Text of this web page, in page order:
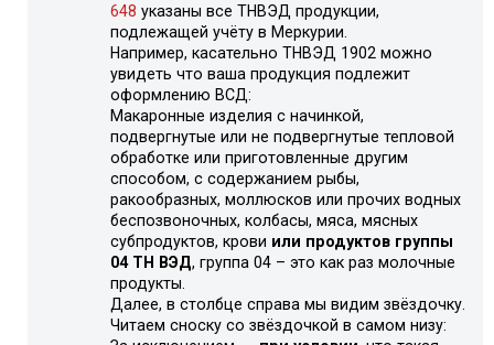
648 указаны все ТНВЭД продукции,
подлежащей учёту в Меркурии.
Например, касательно ТНВЭД 1902 можно
увидеть что ваша продукция подлежит
оформлению ВСД:
Макаронные изделия с начинкой,
подвергнутые или не подвергнутые тепловой
обработке или приготовленные другим
способом, с содержанием рыбы,
ракообразных, моллюсков или прочих водных
беспозвоночных, колбасы, мяса, мясных
субпродуктов, крови или продуктов группы
04 ТН ВЭД, группа 04 – это как раз молочные
продукты.
Далее, в столбце справа мы видим звёздочку.
Читаем сноску со звёздочкой в самом низу: